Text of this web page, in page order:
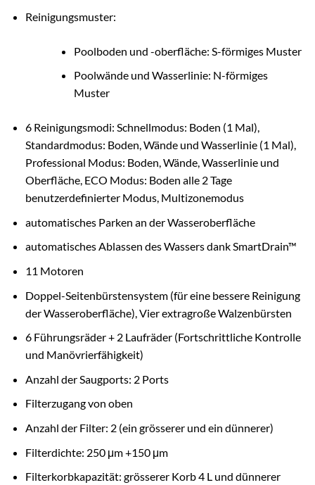
Reinigungsmuster:
Poolboden und -oberfläche: S-förmiges Muster
Poolwände und Wasserlinie: N-förmiges
Muster
6 Reinigungsmodi: Schnellmodus: Boden (1 Mal),
Standardmodus: Boden, Wände und Wasserlinie (1 Mal),
Professional Modus: Boden, Wände, Wasserlinie und
Oberfläche, ECO Modus: Boden alle 2 Tage
benutzerdefinierter Modus, Multizonemodus
automatisches Parken an der Wasseroberfläche
automatisches Ablassen des Wassers dank SmartDrain™
11 Motoren
Doppel-Seitenbürstensystem (für eine bessere Reinigung
der Wasseroberfläche), Vier extragroße Walzenbürsten
6 Führungsräder + 2 Laufräder (Fortschrittliche Kontrolle
und Manövrierfähigkeit)
Anzahl der Saugports: 2 Ports
Filterzugang von oben
Anzahl der Filter: 2 (ein grösserer und ein dünnerer)
Filterdichte: 250 μm +150 μm
Filterkorbkapazität: grösserer Korb 4 L und dünnerer